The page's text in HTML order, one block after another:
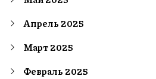
Апрель 2025
Март 2025
Февраль 2025